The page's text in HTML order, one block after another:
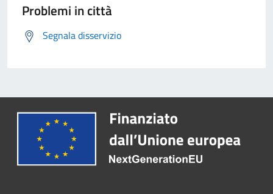
Problemi in città
Segnala disservizio